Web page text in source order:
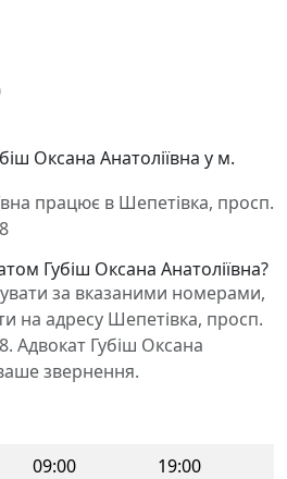
Оксана Анатоліївна у м.
працює в Шепетівка, просп.
Губіш Оксана Анатоліївна?
за вказаними номерами,
на адресу Шепетівка, просп.
Адвокат Губіш Оксана
звернення.
09:00
19:00